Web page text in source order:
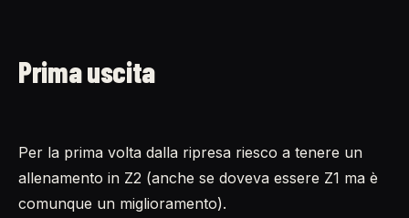
Prima uscita
Per la prima volta dalla ripresa riesco a tenere un
allenamento in Z2 (anche se doveva essere Z1 ma è
comunque un miglioramento).